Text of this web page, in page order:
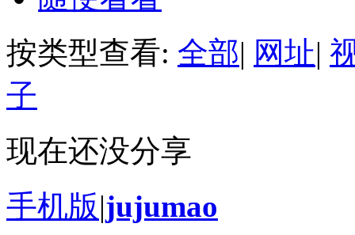
按类型查看: 全部| 网址|
子
现在还没分享
手机版|jujumao